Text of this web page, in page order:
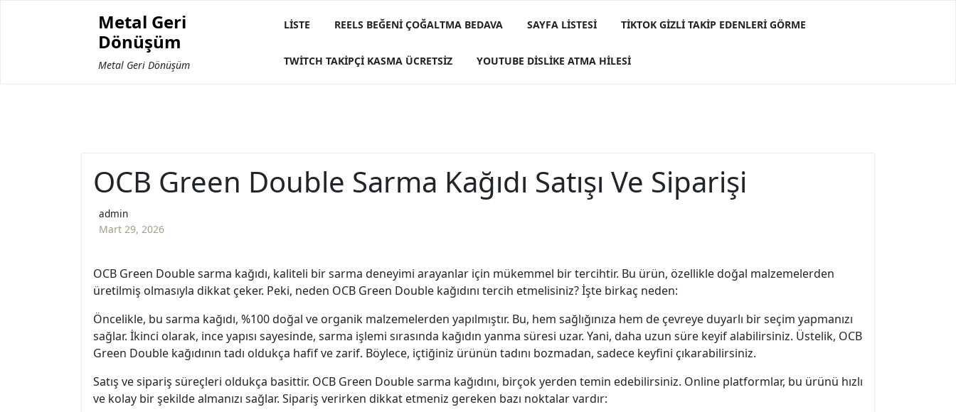
Metal Geri
Dönüşüm
Metal Geri Dönüşüm
LISTE REELS BEĞENI ÇOĞALTMA BEDAVA SAYFA LISTESI TIKTOK GIZLI TAKIP EDENLERI GÖRME
TWITCH TAKIPÇI KASMA ÜCRETSIZ YOUTUBE DISLIKE ATMA HILESI
OCB Green Double Sarma Kağıdı Satışı Ve Siparişi
admin
Mart 29, 2026
OCB Green Double sarma kağıdı, kaliteli bir sarma deneyimi arayanlar için mükemmel bir tercihtir. Bu ürün, özellikle doğal malzemelerden
üretilmiş olmasıyla dikkat çeker. Peki, neden OCB Green Double kağıdını tercih etmelisiniz? İşte birkaç neden:
Öncelikle, bu sarma kağıdı, %100 doğal ve organik malzemelerden yapılmıştır. Bu, hem sağlığınıza hem de çevreye duyarlı bir seçim yapmanızı
sağlar. İkinci olarak, ince yapısı sayesinde, sarma işlemi sırasında kağıdın yanma süresi uzar. Yani, daha uzun süre keyif alabilirsiniz. Üstelik, OCB
Green Double kağıdının tadı oldukça hafif ve zarif. Böylece, içtiğiniz ürünün tadını bozmadan, sadece keyfini çıkarabilirsiniz.
Satış ve sipariş süreçleri oldukça basittir. OCB Green Double sarma kağıdını, birçok yerden temin edebilirsiniz. Online platformlar, bu ürünü hızlı
ve kolay bir şekilde almanızı sağlar. Sipariş verirken dikkat etmeniz gereken bazı noktalar vardır: